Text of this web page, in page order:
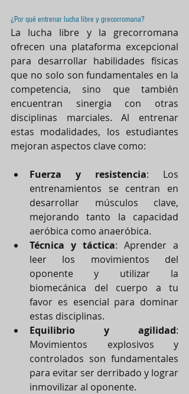
¿Por qué entrenar lucha libre y grecorromana?
La lucha libre y la grecorromana
ofrecen una plataforma excepcional
para desarrollar habilidades físicas
que no solo son fundamentales en la
competencia, sino que también
encuentran sinergia con otras
disciplinas marciales. Al entrenar
estas modalidades, los estudiantes
mejoran aspectos clave como:
Fuerza y resistencia: Los
entrenamientos se centran en
desarrollar músculos clave,
mejorando tanto la capacidad
aeróbica como anaeróbica.
Técnica y táctica: Aprender a
leer los movimientos del
oponente y utilizar la
biomecánica del cuerpo a tu
favor es esencial para dominar
estas disciplinas.
Equilibrio y agilidad:
Movimientos explosivos y
controlados son fundamentales
para evitar ser derribado y lograr
inmovilizar al oponente.